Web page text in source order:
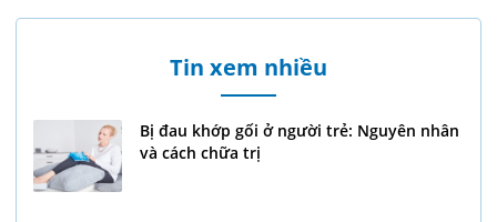
Tin xem nhiều
Bị đau khớp gối ở người trẻ: Nguyên nhân
và cách chữa trị